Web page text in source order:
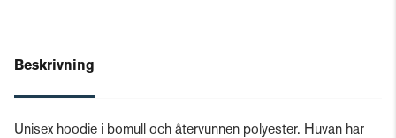
Beskrivning
Unisex hoodie i bomull och återvunnen polyester. Huvan har